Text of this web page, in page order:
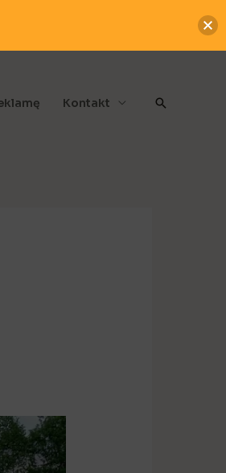
Kontakt Szukaj